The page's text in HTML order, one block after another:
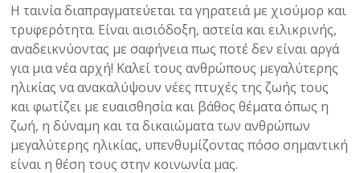
Η ταινία διαπραγματεύεται τα γηρατειά με χιούμορ και
τρυφερότητα. Είναι αισιόδοξη, αστεία και ειλικρινής,
αναδεικνύοντας με σαφήνεια πως ποτέ δεν είναι αργά
για μια νέα αρχή! Καλεί τους ανθρώπους μεγαλύτερης
ηλικίας να ανακαλύψουν νέες πτυχές της ζωής τους
και φωτίζει με ευαισθησία και βάθος θέματα όπως η
ζωή, η δύναμη και τα δικαιώματα των ανθρώπων
μεγαλύτερης ηλικίας, υπενθυμίζοντας πόσο σημαντική
είναι η θέση τους στην κοινωνία μας.